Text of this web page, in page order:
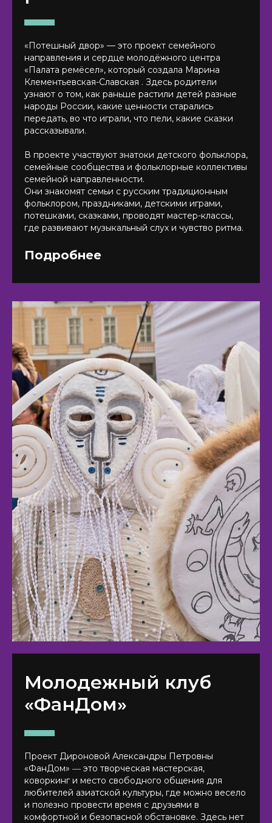
«Потешный двор» — это проект семейного
направления и сердце молодёжного центра
«Палата ремёсел», который создала Марина
Клементьевская-Славская . Здесь родители
узнают о том, как раньше растили детей разные
народы России, какие ценности старались
передать, во что играли, что пели, какие сказки
рассказывали.
В проекте участвуют знатоки детского фольклора,
семейные сообщества и фольклорные коллективы
семейной направленности.
Они знакомят семьи с русским традиционным
фольклором, праздниками, детскими играми,
потешками, сказками, проводят мастер-классы,
где развивают музыкальный слух и чувство ритма.
Подробнее
Молодежный клуб
«ФанДом»
Проект Дироновой Александры Петровны
«ФанДом» ― это творческая мастерская,
коворкинг и место свободного общения для
любителей азиатской культуры, где можно весело
и полезно провести время с друзьями в
комфортной и безопасной обстановке. Здесь нет